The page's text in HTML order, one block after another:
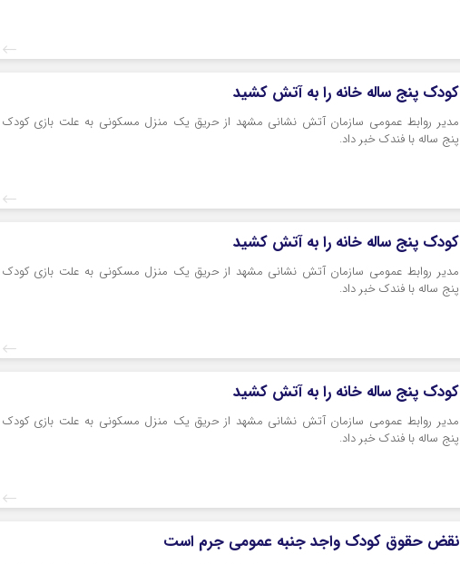
کودک پنج ساله خانه را به آتش کشید
مدیر روابط عمومی سازمان آتش نشانی مشهد از حریق یک منزل مسکونی به علت بازی کودک
پنج ساله با فندک خبر داد.
کودک پنج ساله خانه را به آتش کشید
مدیر روابط عمومی سازمان آتش نشانی مشهد از حریق یک منزل مسکونی به علت بازی کودک
پنج ساله با فندک خبر داد.
کودک پنج ساله خانه را به آتش کشید
مدیر روابط عمومی سازمان آتش نشانی مشهد از حریق یک منزل مسکونی به علت بازی کودک
پنج ساله با فندک خبر داد.
نقض حقوق کودک واجد جنبه عمومی جرم است